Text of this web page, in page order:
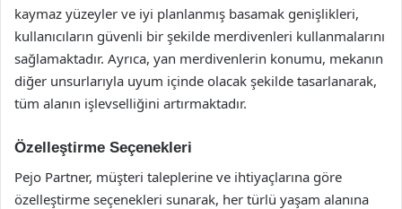
kaymaz yüzeyler ve iyi planlanmış basamak genişlikleri,
kullanıcıların güvenli bir şekilde merdivenleri kullanmalarını
sağlamaktadır. Ayrıca, yan merdivenlerin konumu, mekanın
diğer unsurlarıyla uyum içinde olacak şekilde tasarlanarak,
tüm alanın işlevselliğini artırmaktadır.
Özelleştirme Seçenekleri
Pejo Partner, müşteri taleplerine ve ihtiyaçlarına göre
özelleştirme seçenekleri sunarak, her türlü yaşam alanına